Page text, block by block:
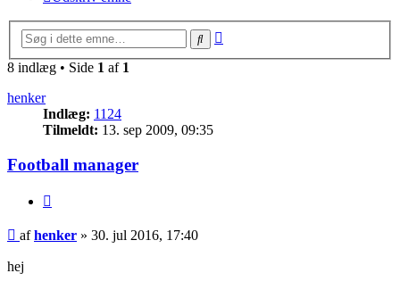
Søg
8 indlæg • Side 1 af 1
henker
Indlæg: 1124
Tilmeldt: 13. sep 2009, 09:35
Football manager
Indlæg
afhenker » 30. jul 2016, 17:40
hej